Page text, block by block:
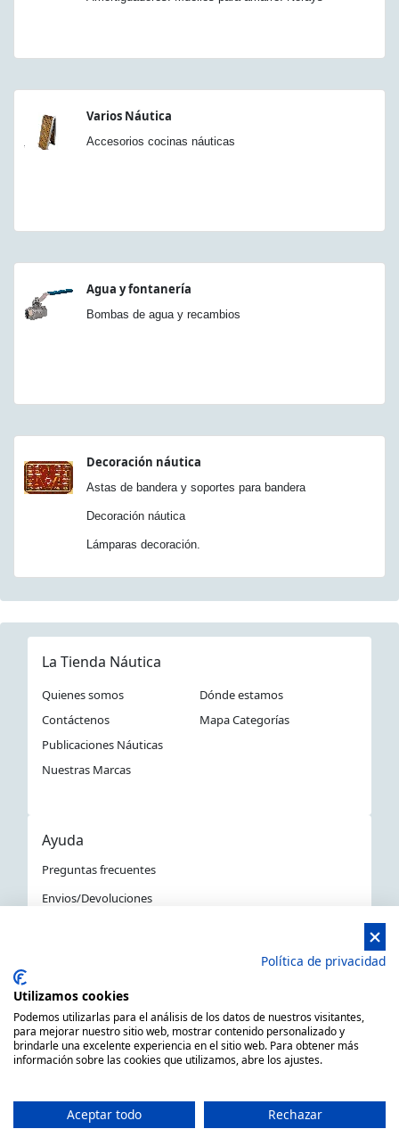
Varios Náutica
Accesorios cocinas náuticas
Agua y fontanería
Bombas de agua y recambios
Decoración náutica
Astas de bandera y soportes para bandera
Decoración náutica
Lámparas decoración.
La Tienda Náutica
Quienes somos
Dónde estamos
Contáctenos
Mapa Categorías
Publicaciones Náuticas
Nuestras Marcas
Ayuda
Preguntas frecuentes
Envios/Devoluciones
La Tienda Náutica en Barcelona
C/ Primer de Maig 6, 08980 Sant Feliu de Llobregat,
Barcelona (España)
Política de privacidad
Utilizamos cookies
Podemos utilizarlas para el análisis de los datos de nuestros visitantes,
para mejorar nuestro sitio web, mostrar contenido personalizado y
brindarle una excelente experiencia en el sitio web. Para obtener más
información sobre las cookies que utilizamos, abre los ajustes.
Aceptar todo Rechazar